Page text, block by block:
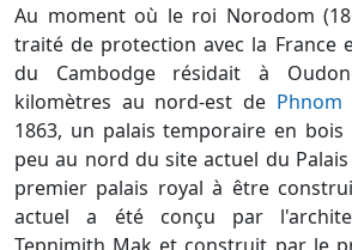
Au moment où le roi Norodom
traité de protection avec la France
du Cambodge résidait à
kilomètres au nord-est de Phnom
1863, un palais temporaire en
peu au nord du site actuel du Palais
premier palais royal à être
actuel a été conçu par